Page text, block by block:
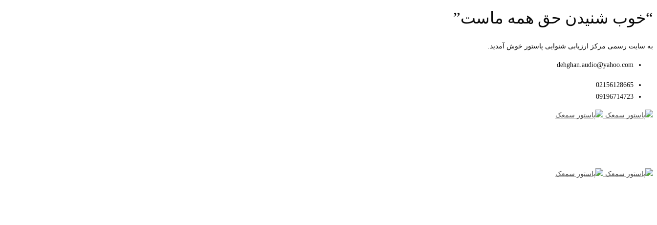
“خوب شنیدن حق همه ماست”
به سایت رسمی مرکز ارزیابی شنوایی پاستور خوش آمدید.
dehghan.audio@yahoo.com
02156128665
09196714723